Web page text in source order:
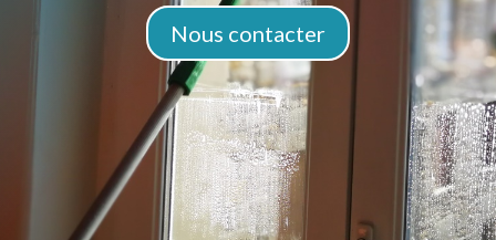
Nous contacter